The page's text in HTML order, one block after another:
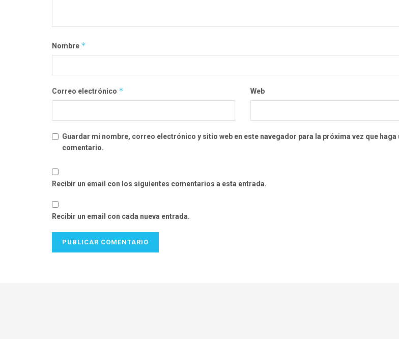
Nombre *
Correo electrónico * Web
Guardar mi nombre, correo electrónico y sitio web en este navegador para la próxima vez que haga
comentario.
Recibir un email con los siguientes comentarios a esta entrada.
Recibir un email con cada nueva entrada.